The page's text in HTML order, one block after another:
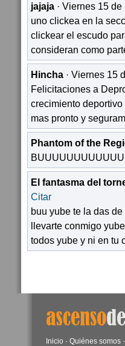
jajaja · Viernes 15
uno clickea en la
clickear el escudo
consideran como
Hincha · Viernes 15
Felicitaciones a
crecimiento
mas pronto y
Phantom of the
El fantasma del
Citar
buu yube te la das
llevarte conmigo
todos yube y ni en tu
Inicio · Quiénes somos ·